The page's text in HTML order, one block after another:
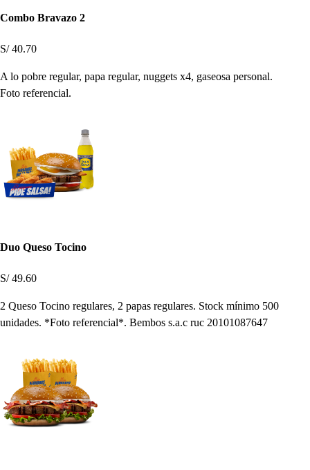
Combo Bravazo 2
S/ 40.70
A lo pobre regular, papa regular, nuggets x4, gaseosa personal.
Foto referencial.
Duo Queso Tocino
S/ 49.60
2 Queso Tocino regulares, 2 papas regulares. Stock mínimo 500
unidades. *Foto referencial*. Bembos s.a.c ruc 20101087647